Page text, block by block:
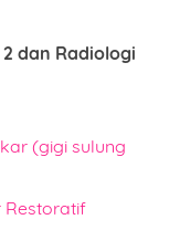
2 dan Radiologi
(gigi sulung
Restoratif